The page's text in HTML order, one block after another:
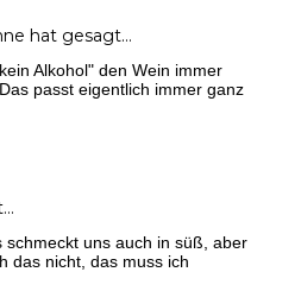
hat gesagt…
Alkohol" den Wein immer
passt eigentlich immer ganz
schmeckt uns auch in süß, aber
das nicht, das muss ich